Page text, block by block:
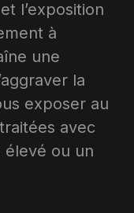
l’exposition
à
une
la
exposer au
avec
élevé ou un